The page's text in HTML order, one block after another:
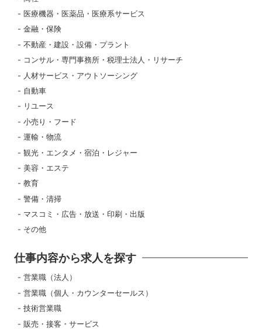
医療機器・医薬品・医療系サービス
金融・保険
不動産・建設・設備・プラント
コンサル・専門事務所・税理士法人・リサーチ
人材サービス・アウトソーシング
自動車
リユース
小売り・フード
運輸・物流
観光・エンタメ・宿泊・レジャー
美容・エステ
教育
警備・清掃
マスコミ・広告・放送・印刷・出版
その他
仕事内容から求人を探す
営業職（法人）
営業職（個人・カウンターセールス）
技術営業職
販売・接客・サービス